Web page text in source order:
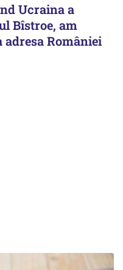
Ucraina a
Bîstroe, am
adresa României